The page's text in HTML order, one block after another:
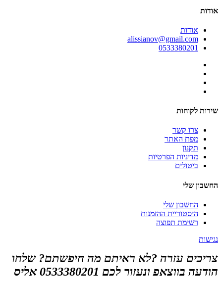
אודות
אודות
alissianov@gmail.com
0533380201
שירות לקוחות
צרו קשר
מפת האתר
תקנון
מדיניות הפרטיות
ביטולים
החשבון שלי
החשבון שלי
היסטוריית ההזמנות
רשימת תפוצה
נגישות
צריכים עזרה ?לא ראיתם מה חיפשתם? שלחו
הודעה בווצאפ ונעזור לכם 0533380201 אליס